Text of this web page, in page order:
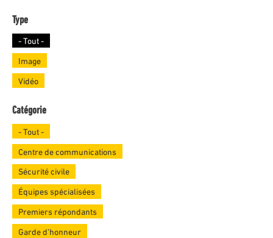
Type
- Tout -
Image
Vidéo
Catégorie
- Tout -
Centre de communications
Sécurité civile
Équipes spécialisées
Premiers répondants
Garde d’honneur